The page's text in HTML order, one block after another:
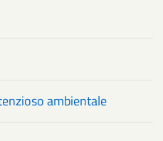
ambientale